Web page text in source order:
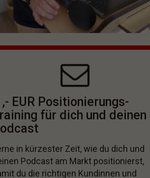
,- EUR Positionierungs-
für dich und deinen
in kürzester Zeit, wie du dich und
Podcast am Markt positionierst,
du die richtigen Kundinnen und